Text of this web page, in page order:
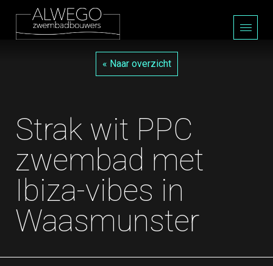
Strak wit PPC
zwembad met
Ibiza-vibes in
Waasmunster
« Naar overzicht